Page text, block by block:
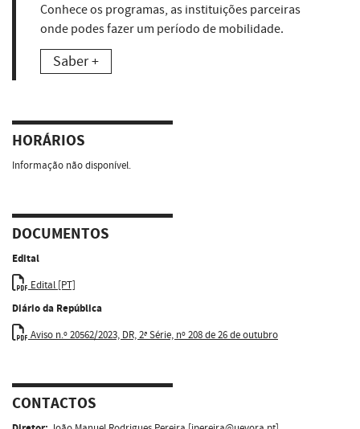
Conhece os programas, as instituições parceiras
onde podes fazer um período de mobilidade.
Saber +
HORÁRIOS
Informação não disponível.
DOCUMENTOS
Edital
Edital [PT]
Diário da República
Aviso n.º 20562/2023, DR, 2ª Série, nº 208 de 26 de outubro
CONTACTOS